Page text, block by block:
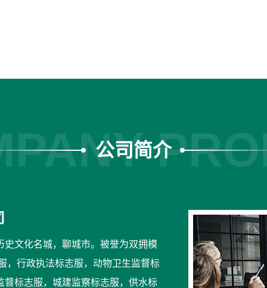
公司简介
文化名城，聊城市。被誉为双拥模
，行政执法标志服，动物卫生监督标
标志服，城建监察标志服，供水标